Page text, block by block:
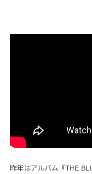
昨年はアルバム『THE